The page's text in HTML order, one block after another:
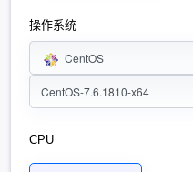
操作系统
CentOS
CentOS-7.6.1810-x64
CPU